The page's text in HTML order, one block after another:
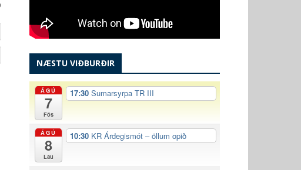
NÆSTU VIÐBURÐIR
ÁGÚ
7
Fös
17:30 Sumarsyrpa TR III
ÁGÚ
8
Lau
10:30 KR Árdegismót – öllum opið